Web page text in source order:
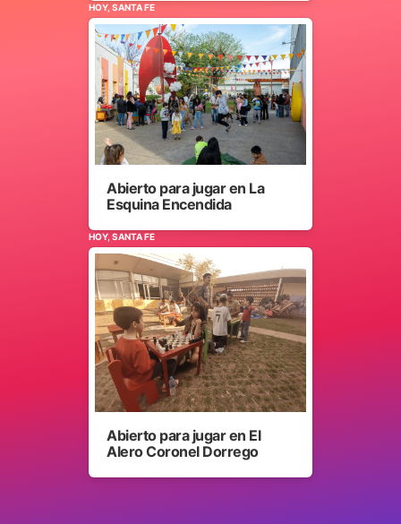
HOY, SANTA FE
Abierto para jugar en La
Esquina Encendida
HOY, SANTA FE
Abierto para jugar en El
Alero Coronel Dorrego